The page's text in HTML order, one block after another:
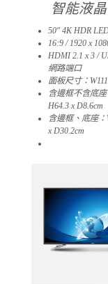
智能液
50″ 4K HDR
16:9 / 1920 x
HDMI 2.1 x 3 /
網路端口
面板尺寸：
含邊框不含底座
H64.3 x D8.6cm
含邊框、底座：
x D30.2cm